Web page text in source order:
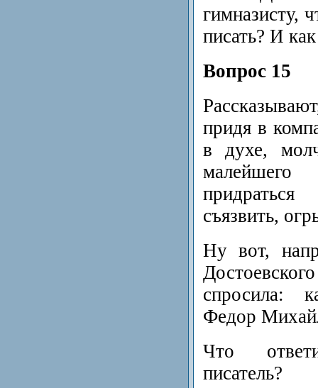
гимназисту,
писать? И
Вопрос 15
придя в
в духе,
съязвить,
Ну вот,
спросила:
Федор
Что
писатель?